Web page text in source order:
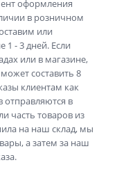
оформления
в розничном
или
1 - 3 дней. Если
или в магазине,
составить 8
клиентам как
отправляются в
часть товаров из
на наш склад, мы
а затем за наш